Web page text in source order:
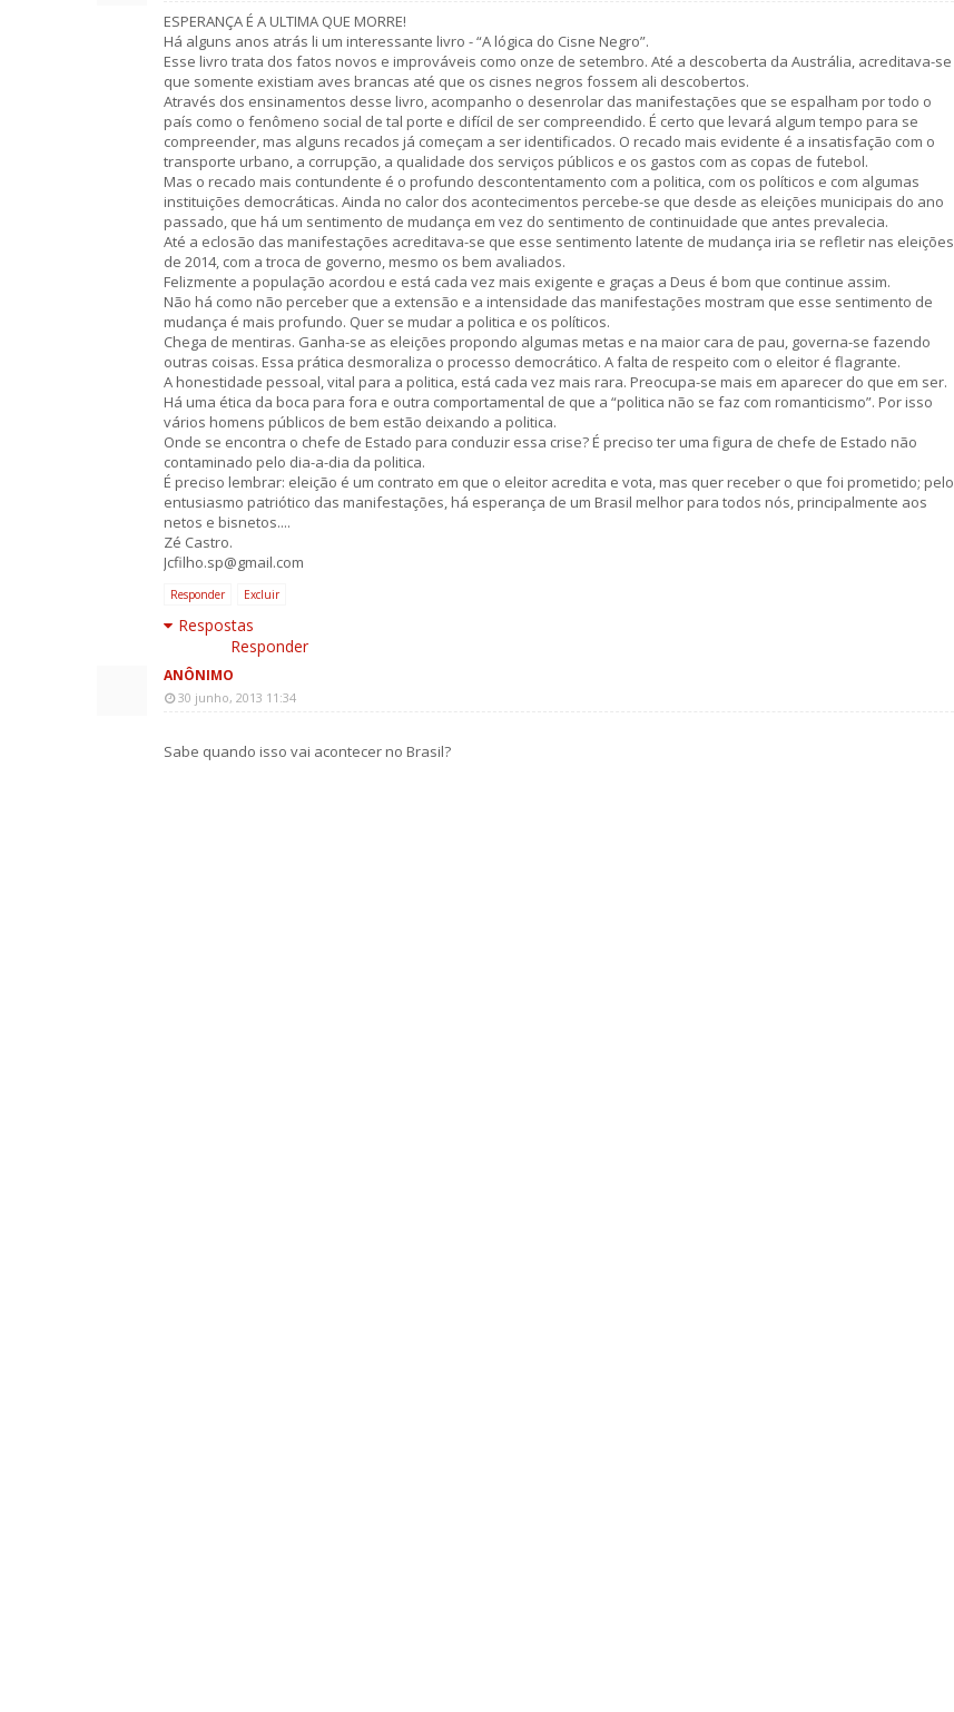
ESPERANÇA É A ULTIMA QUE MORRE!
Há alguns anos atrás li um interessante livro - “A lógica do Cisne Negro”.
Esse livro trata dos fatos novos e improváveis como onze de setembro. Até a descoberta da Austrália, acreditava-se
que somente existiam aves brancas até que os cisnes negros fossem ali descobertos.
Através dos ensinamentos desse livro, acompanho o desenrolar das manifestações que se espalham por todo o
país como o fenômeno social de tal porte e difícil de ser compreendido. É certo que levará algum tempo para se
compreender, mas alguns recados já começam a ser identificados. O recado mais evidente é a insatisfação com o
transporte urbano, a corrupção, a qualidade dos serviços públicos e os gastos com as copas de futebol.
Mas o recado mais contundente é o profundo descontentamento com a politica, com os políticos e com algumas
instituições democráticas. Ainda no calor dos acontecimentos percebe-se que desde as eleições municipais do ano
passado, que há um sentimento de mudança em vez do sentimento de continuidade que antes prevalecia.
Até a eclosão das manifestações acreditava-se que esse sentimento latente de mudança iria se refletir nas eleições
de 2014, com a troca de governo, mesmo os bem avaliados.
Felizmente a população acordou e está cada vez mais exigente e graças a Deus é bom que continue assim.
Não há como não perceber que a extensão e a intensidade das manifestações mostram que esse sentimento de
mudança é mais profundo. Quer se mudar a politica e os políticos.
Chega de mentiras. Ganha-se as eleições propondo algumas metas e na maior cara de pau, governa-se fazendo
outras coisas. Essa prática desmoraliza o processo democrático. A falta de respeito com o eleitor é flagrante.
A honestidade pessoal, vital para a politica, está cada vez mais rara. Preocupa-se mais em aparecer do que em ser.
Há uma ética da boca para fora e outra comportamental de que a “politica não se faz com romanticismo”. Por isso
vários homens públicos de bem estão deixando a politica.
Onde se encontra o chefe de Estado para conduzir essa crise? É preciso ter uma figura de chefe de Estado não
contaminado pelo dia-a-dia da politica.
É preciso lembrar: eleição é um contrato em que o eleitor acredita e vota, mas quer receber o que foi prometido; pelo
entusiasmo patriótico das manifestações, há esperança de um Brasil melhor para todos nós, principalmente aos
netos e bisnetos....
Zé Castro.
Jcfilho.sp@gmail.com
Responder Excluir
Respostas
Responder
ANÔNIMO
30 junho, 2013 11:34
Sabe quando isso vai acontecer no Brasil?